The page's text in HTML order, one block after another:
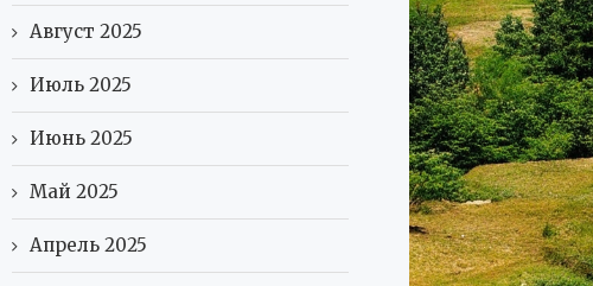
Август 2025
Июль 2025
Июнь 2025
Май 2025
Апрель 2025